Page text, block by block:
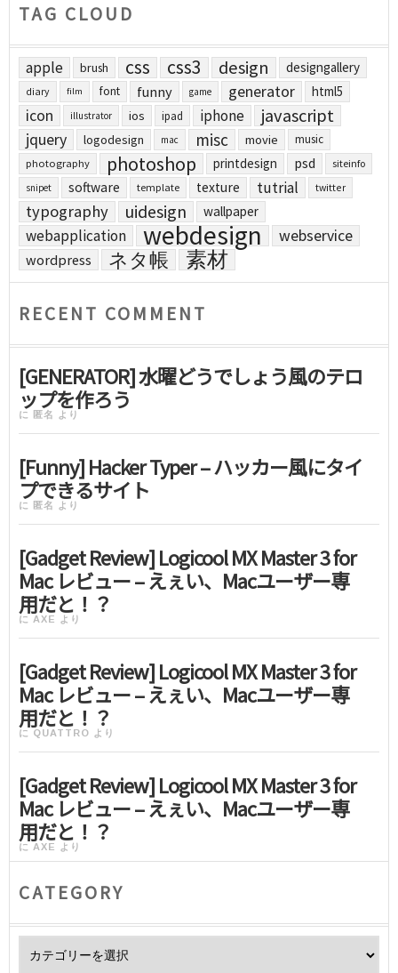
TAG CLOUD
apple brush css css3 design designgallery
diary film font funny game generator html5
icon illustrator ios ipad iphone javascript
jquery logodesign mac misc movie music
photography photoshop printdesign psd siteinfo
snipet software template texture tutrial twitter
typography uidesign wallpaper
webapplication webdesign webservice
wordpress ネタ帳 素材
RECENT COMMENT
[GENERATOR] 水曜どうでしょう風のテロ
ップを作ろう
に 匿名 より
[Funny] Hacker Typer – ハッカー風にタイ
プできるサイト
に 匿名 より
[Gadget Review] Logicool MX Master 3 for
Mac レビュー – えぇい、Macユーザー専
用だと！？
に AXE より
[Gadget Review] Logicool MX Master 3 for
Mac レビュー – えぇい、Macユーザー専
用だと！？
に QUATTRO より
[Gadget Review] Logicool MX Master 3 for
Mac レビュー – えぇい、Macユーザー専
用だと！？
に AXE より
CATEGORY